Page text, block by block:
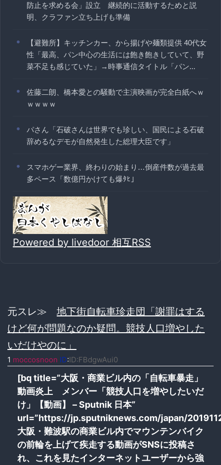
防止を求める会」設立 継続的に活動するためと説
明、クラファン立ち上げも準備
【避難所】キッチンカー、から揚げや麺類提供 40代女
性「最高、パン中心の生活には飽き飽きしていて、野
菜不足も感じていた」→時事通信タイトル「パン...
佐藤二朗、橋本愛との騒動で主演映画が完全白紙へｗ
ｗｗｗｗ
パさん「石破さんは世界でも珍しい、国民による石破
辞めるなデモが自然発生した総理大臣です」
スマホゲー業界、終わりの始まり…倒産件数が過去最
多ペース「数億円かけても爆ﾀﾋ」
Powered by livedoor 相互RSS
元スレ≫ 地下街自転車珍走団「謝罪はする
けど何が問題なのか疑問。競技人口増やした
いだけやのに」
1 moccosnoon ID:ID:FBdgwAui0
[bq title=”大阪・商業ビル内の「自転車暴走」
動画炎上 メンバー「競技人口を増やしたいだ
け」【動画】 – Sputnik 日本”
url=”https://jp.sputniknews.com/japan/
大阪・難波駅の商業ビル内でマウンテンバイク
の前輪を上げて疾走する動画がSNSに投稿さ
れ、これを見たインターネットユーザーから強